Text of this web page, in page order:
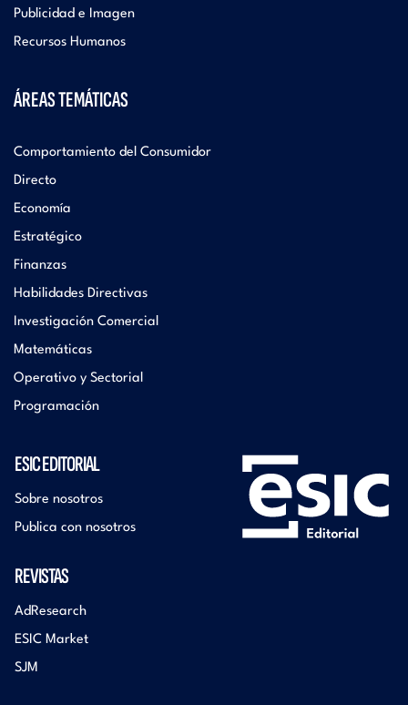
Publicidad e Imagen
Recursos Humanos
ÁREAS TEMÁTICAS
Comportamiento del Consumidor
Directo
Economía
Estratégico
Finanzas
Habilidades Directivas
Investigación Comercial
Matemáticas
Operativo y Sectorial
Programación
ESIC EDITORIAL
Sobre nosotros
Publica con nosotros
REVISTAS
AdResearch
ESIC Market
SJM